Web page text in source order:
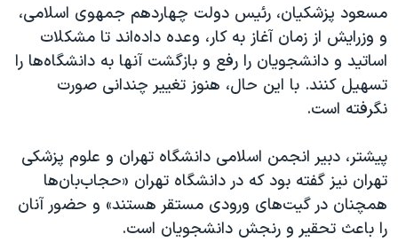
مسعود پزشکیان، رئیس دولت چهاردهم جمهوی اسلامی،
و وزرایش از زمان آغاز به کار، وعده داده‌اند تا مشکلات
اساتید و دانشجویان را رفع و بازگشت آنها به دانشگاه‌ها را
تسهیل کنند. با این حال، هنوز تغییر چندانی صورت
نگرفته است.
پیشتر، دبیر انجمن اسلامی دانشگاه تهران و علوم پزشکی
تهران نیز گفته بود که در دانشگاه تهران «حجاب‌بان‌ها
همچنان در گیت‌های ورودی مستقر هستند» و حضور آنان
را باعث تحقیر و رنجش دانشجویان است.